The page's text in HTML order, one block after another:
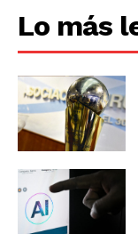
Lo más